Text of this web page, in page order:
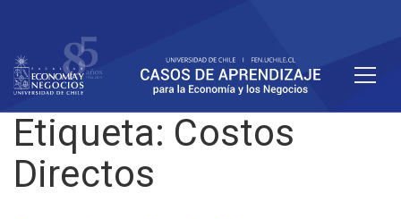
Etiqueta: Costos
Directos